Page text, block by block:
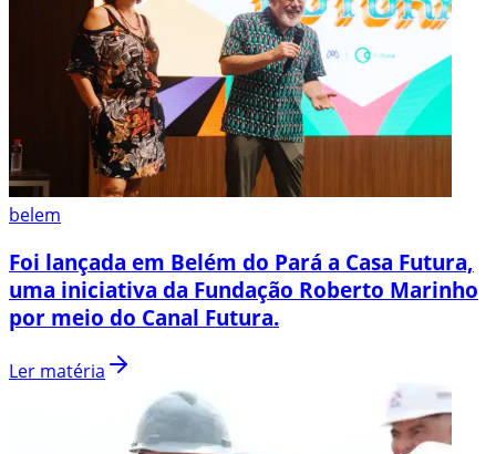
belem
Foi lançada em Belém do Pará a Casa Futura,
uma iniciativa da Fundação Roberto Marinho
por meio do Canal Futura.
Ler matéria